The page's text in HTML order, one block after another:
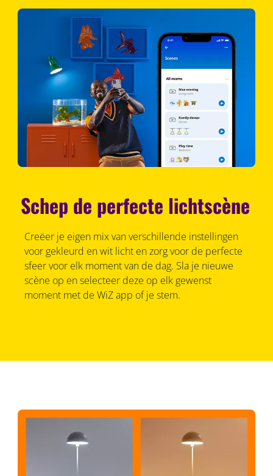
Schep de perfecte lichtscène
Creëer je eigen mix van verschillende instellingen
voor gekleurd en wit licht en zorg voor de perfecte
sfeer voor elk moment van de dag. Sla je nieuwe
scène op en selecteer deze op elk gewenst
moment met de WiZ app of je stem.